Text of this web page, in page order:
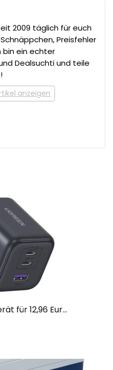
2009 täglich für euch
Preisfehler
bin ein echter
Dealsuchti und teile
anzeigen
für 12,96 Eur...